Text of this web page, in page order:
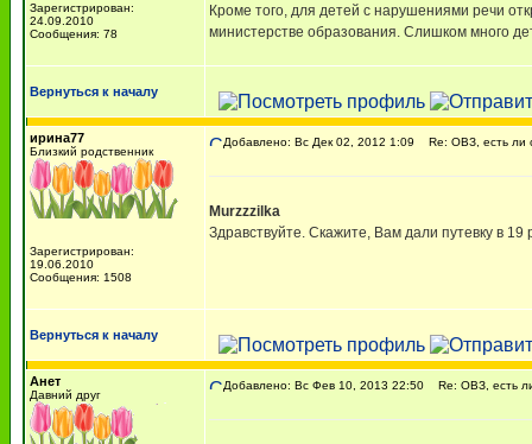
Зарегистрирован:
24.09.2010
Сообщения: 78
Кроме того, для детей с нарушениями речи
министерстве образования. Слишком много
Вернуться к началу
ирина77
Близкий родственник
Зарегистрирован:
19.06.2010
Сообщения: 1508
Добавлено: Вс Дек 02, 2012 1:09 Re: ОВЗ, есть ли
Murzzzilka
Здравствуйте. Скажите, Вам дали путевку в
Вернуться к началу
Анет
Давний друг
Добавлено: Вс Фев 10, 2013 22:50 Re: ОВЗ, есть